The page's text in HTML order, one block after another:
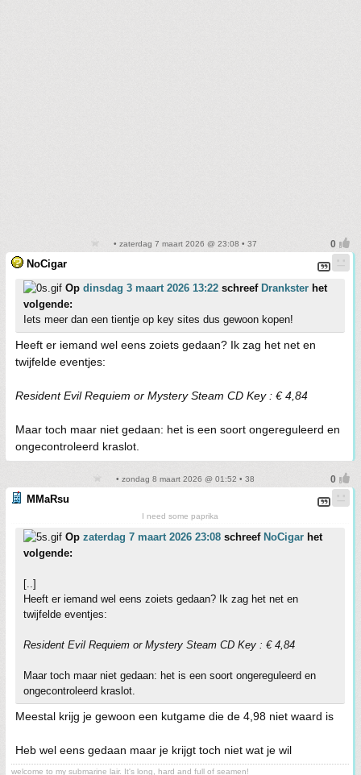
• zaterdag 7 maart 2026 @ 23:08 • 37
NoCigar
Op dinsdag 3 maart 2026 13:22 schreef Drankster het
volgende:
Iets meer dan een tientje op key sites dus gewoon kopen!
Heeft er iemand wel eens zoiets gedaan? Ik zag het net en
twijfelde eventjes:
Resident Evil Requiem or Mystery Steam CD Key : € 4,84
Maar toch maar niet gedaan: het is een soort ongereguleerd en
ongecontroleerd kraslot.
• zondag 8 maart 2026 @ 01:52 • 38
MMaRsu
I need some paprika
Op zaterdag 7 maart 2026 23:08 schreef NoCigar het
volgende:
[..]
Heeft er iemand wel eens zoiets gedaan? Ik zag het net en
twijfelde eventjes:
Resident Evil Requiem or Mystery Steam CD Key : € 4,84
Maar toch maar niet gedaan: het is een soort ongereguleerd en
ongecontroleerd kraslot.
Meestal krijg je gewoon een kutgame die de 4,98 niet waard is
Heb wel eens gedaan maar je krijgt toch niet wat je wil
welcome to my submarine lair. It's long, hard and full of seamen!